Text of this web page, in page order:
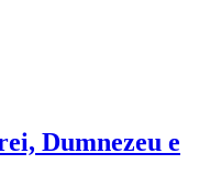
Dumnezeu e